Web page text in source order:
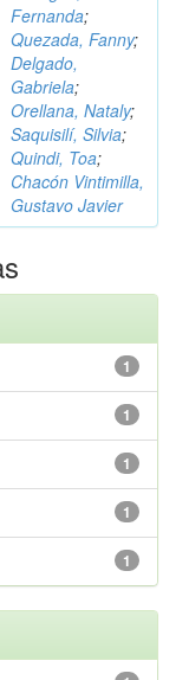
Fernanda;
Quezada, Fanny;
Delgado,
Gabriela;
Orellana, Nataly;
Saquisilí, Silvia;
Quindi, Toa;
Chacón Vintimilla,
Gustavo Javier
1
1
1
1
1